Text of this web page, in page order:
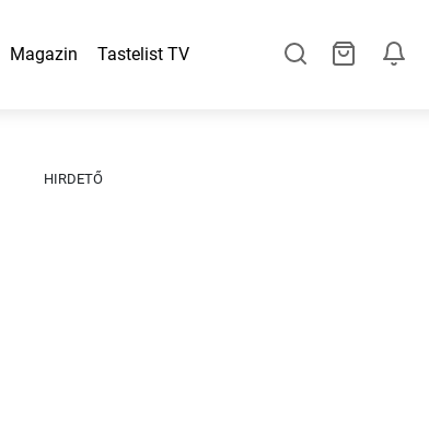
Magazin Tastelist TV
HIRDETŐ